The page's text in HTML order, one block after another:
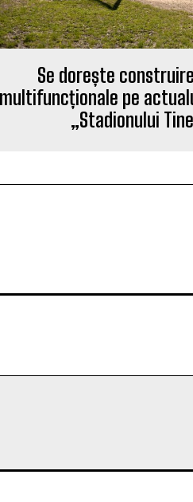
Se dorește
multifuncționale pe
„Stadionului